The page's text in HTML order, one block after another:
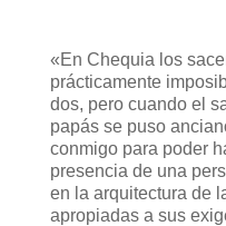
«En Chequia los
prácticamente
dos, pero cuando el
papás se puso
conmigo para poder
presencia de una
en la arquitectura de
apropiadas a sus